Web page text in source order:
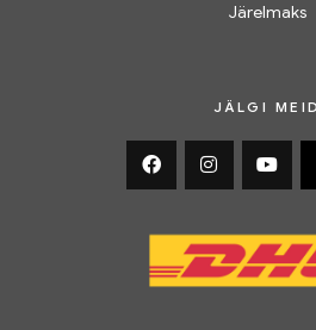
Järelmaks
JÄLGI MEID